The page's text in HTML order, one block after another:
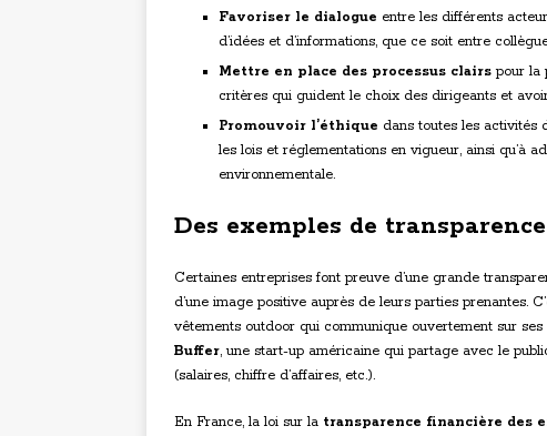
Favoriser le dialogue entre les différents
d’idées et d’informations, que ce soit entre
Mettre en place des processus clairs pour la
critères qui guident le choix des dirigeants et
Promouvoir l’éthique dans toutes les activités
les lois et réglementations en vigueur, ainsi qu’à
environnementale.
Des exemples de
Certaines entreprises font preuve d’une grande
d’une image positive auprès de leurs parties prenantes.
vêtements outdoor qui communique ouvertement sur
Buffer, une start-up américaine qui partage avec le
(salaires, chiffre d’affaires, etc.).
En France, la loi sur la transparence financière des